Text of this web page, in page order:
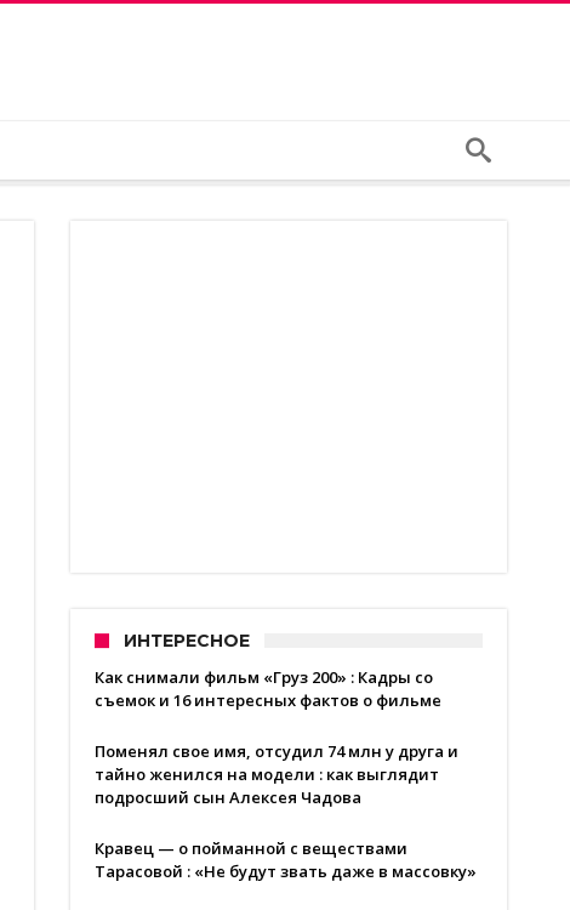
ИНТЕРЕСНОЕ
Как снимали фильм «Груз 200» : Кадры со
съемок и 16 интересных фактов о фильме
Поменял свое имя, отсудил 74 млн у друга и
тайно женился на модели : как выглядит
подросший сын Алексея Чадова
Кравец — о пойманной с веществами
Тарасовой : «Не будут звать даже в массовку»